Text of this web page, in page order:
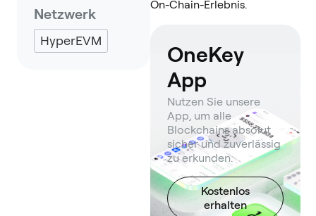
Netzwerk
HyperEVM
On-Chain-Erlebnis.
OneKey
App
Nutzen Sie unsere
App, um alle
Blockchains absolut
sicher und zuverlässig
zu erkunden.
Kostenlos
erhalten